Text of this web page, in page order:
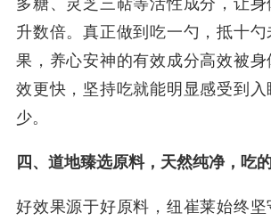
多糖、灵芝三萜等活性成分，让
升数倍。真正做到吃一勺，抵十
果，养心安神的有效成分高效被
效更快，坚持吃就能明显感受到
少。
四、道地臻选原料，天然纯净，吃
好效果源于好原料，纽崔莱始终